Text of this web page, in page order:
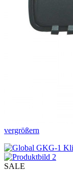
vergrößern
SALE